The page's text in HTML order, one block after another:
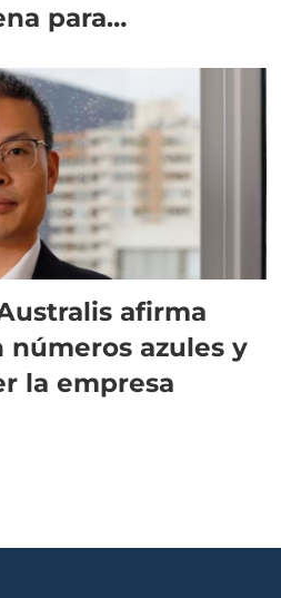
para
afirma
números azules y
la empresa